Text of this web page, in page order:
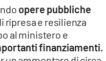
opere pubbliche
ripresa e resilienza
al ministero e
finanziamenti.